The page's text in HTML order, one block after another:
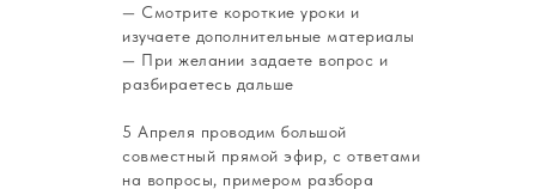
— Смотрите короткие уроки и
изучаете дополнительные материалы
— При желании задаете вопрос и
разбираетесь дальше
5 Апреля проводим большой
совместный прямой эфир, с ответами
на вопросы, примером разбора